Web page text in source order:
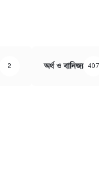
2 অর্থ ও বানিজ্য 407